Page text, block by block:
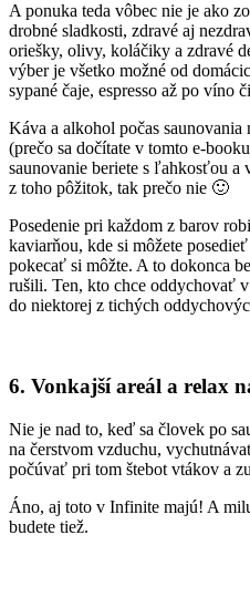
A ponuka teda vôbec nie je ako
drobné sladkosti, zdravé aj
oriešky, olivy, koláčiky a zdravé
výber je všetko možné od
sypané čaje, espresso až po víno
Káva a alkohol počas saunovania
(prečo sa dočítate v tomto e-
saunovanie beriete s ľahkosťou a
z toho pôžitok, tak prečo nie 🙂
Posedenie pri každom z barov
kaviarňou, kde si môžete
pokecať si môžte. A to dokonca
rušili. Ten, kto chce oddychovať
do niektorej z tichých
6. Vonkajší areál a relax
Nie je nad to, keď sa človek po
na čerstvom vzduchu,
počúvať pri tom štebot vtákov a
Áno, aj toto v Infinite majú! A
budete tiež.